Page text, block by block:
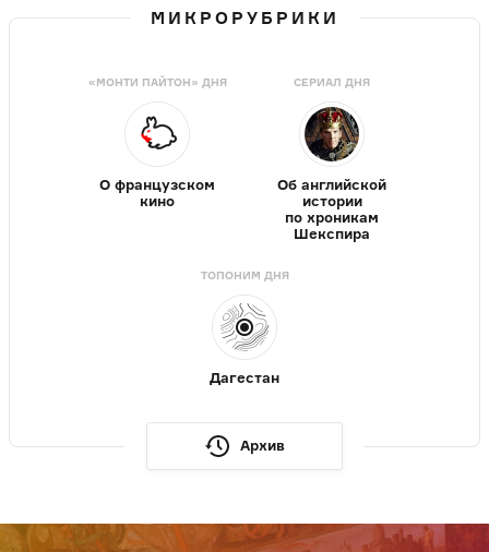
МИКРОРУБРИКИ
«МОНТИ ПАЙТОН» ДНЯ
О французском
кино
СЕРИАЛ ДНЯ
Об английской
истории
по хроникам
Шекспира
ТОПОНИМ ДНЯ
Дагестан
Архив